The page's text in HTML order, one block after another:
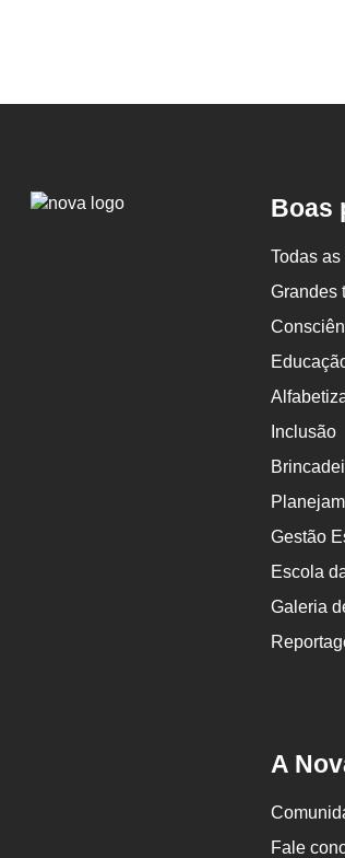
Logo
Boas
Todas
Grandes
Inclusão
Gestão
Escola
Galeria
A
Fale